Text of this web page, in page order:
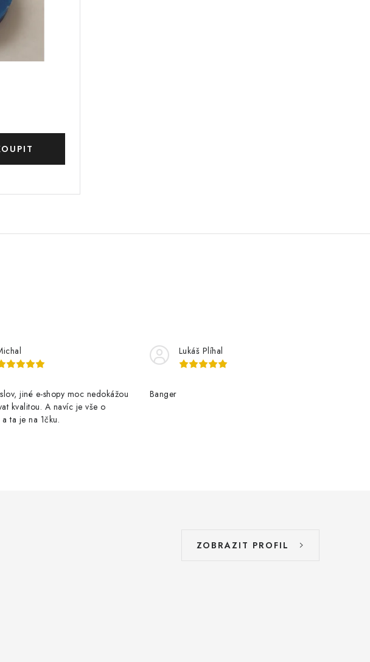
jiné e-shopy moc nedokážou
kvalitou. A navíc je vše o
ta je na 1čku.
Lukáš Plíhal
Banger
ZOBRAZIT PROFIL